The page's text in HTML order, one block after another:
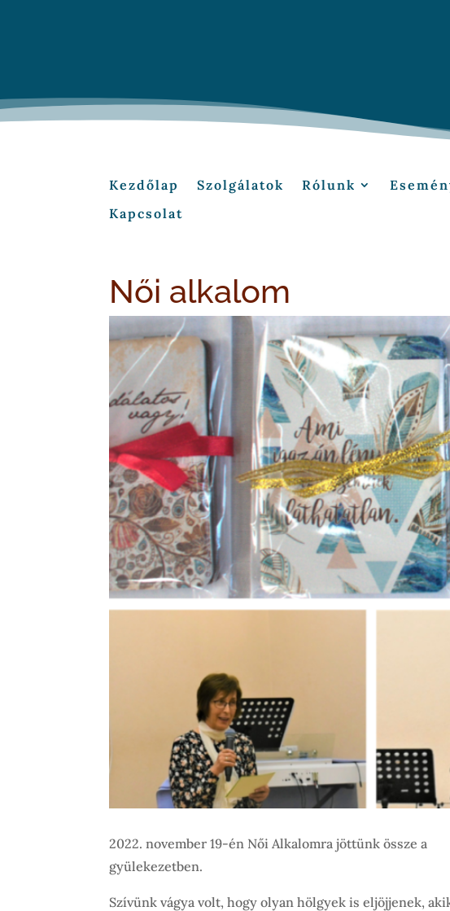
Kezdőlap Szolgálatok Rólunk
Kapcsolat
Női alkalom
2022. november 19-én Női Alkalomra jöttünk össze a
gyülekezetben.
Szívünk vágya volt, hogy olyan hölgyek is eljöjjenek,